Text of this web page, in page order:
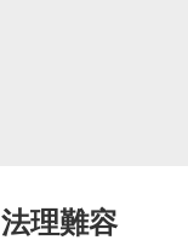
理難容